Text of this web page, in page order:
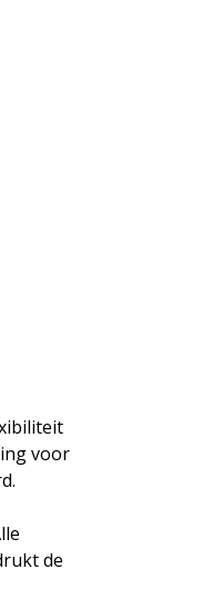
voor
de